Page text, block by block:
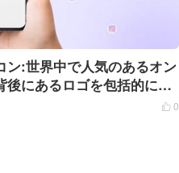
ン:世界中で人気のあるオン
後にあるロゴを包括的に見
 0